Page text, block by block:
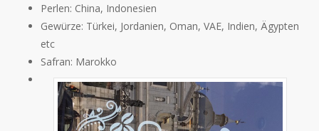
Perlen: China, Indonesien
Gewürze: Türkei, Jordanien, Oman, VAE, Indien, Ägypten
etc
Safran: Marokko